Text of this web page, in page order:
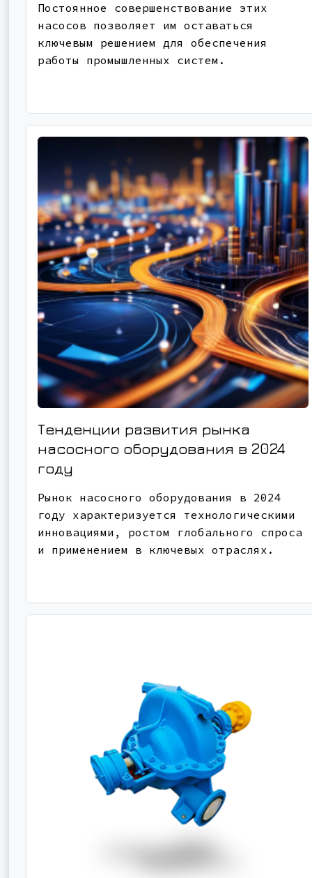
Постоянное совершенствование этих
насосов позволяет им оставаться
ключевым решением для обеспечения
работы промышленных систем.
Тенденции развития рынка
насосного оборудования в 2024
году
Рынок насосного оборудования в 2024
году характеризуется технологическими
инновациями, ростом глобального спроса
и применением в ключевых отраслях.